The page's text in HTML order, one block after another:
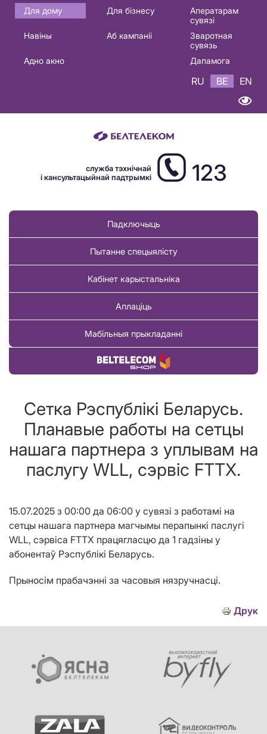
Основная
навигация
Для дому Для бізнесу
Аператарам
сувязі
Навіны
Аб кампаніі
Зваротная
сувязь
Адно акно
Дапамога
RU BE EN
служба тэхнічнай
і кансультацыйнай падтрымкі
123
Падключыць
Пытанне спецыялісту
Кабінет карыстальніка
Аплаціць
Мабільныя прыкладанні
Купіць тавар
Сетка Рэспублікі Беларусь.
Планавые работы на сетцы
нашага партнера з уплывам на
паслугу WLL, сэрвіс FTTX.
15.07.2025 з 00:00 да 06:00 у сувязі з работамі на
сетцы нашага партнера магчымы перапынкі паслугі
WLL, сэрвіса FTTX працягласцю да 1 гадзіны у
абонентаў Рэспублікі Беларусь.
Прыносім прабачэнні за часовыя нязручнасці.
Друк